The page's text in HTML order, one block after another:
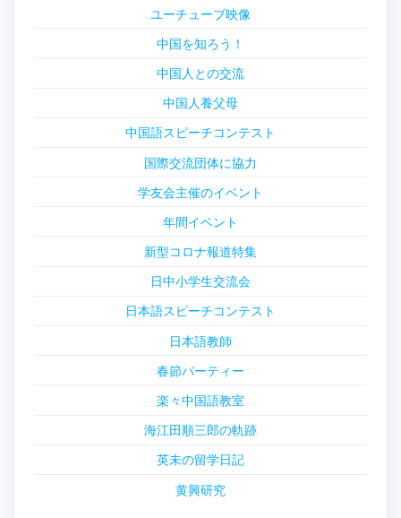
ユーチューブ映像
中国を知ろう！
中国人との交流
中国人養父母
中国語スピーチコンテスト
国際交流団体に協力
学友会主催のイベント
年間イベント
新型コロナ報道特集
日中小学生交流会
日本語スピーチコンテスト
日本語教師
春節パーティー
楽々中国語教室
海江田順三郎の軌跡
英未の留学日記
黄興研究